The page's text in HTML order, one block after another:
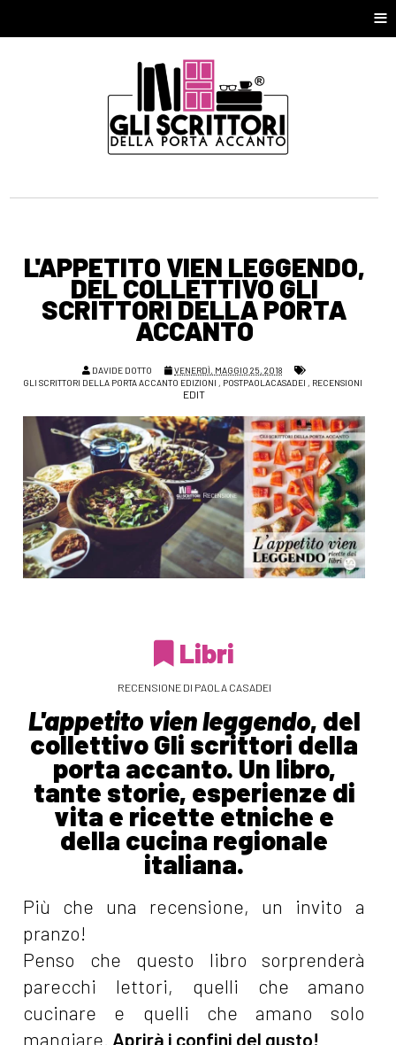
≡
L'APPETITO VIEN LEGGENDO,
DEL COLLETTIVO GLI
SCRITTORI DELLA PORTA
ACCANTO
DAVIDE DOTTO
VENERDÌ, MAGGIO 25, 2018
GLI SCRITTORI DELLA PORTA ACCANTO EDIZIONI , POSTPAOLACASADEI , RECENSIONI
EDIT
Libri
RECENSIONE DI PAOLA CASADEI
L'appetito vien leggendo, del
collettivo Gli scrittori della
porta accanto. Un libro,
tante storie, esperienze di
vita e ricette etniche e
della cucina regionale
italiana.
Più che una recensione, un invito a
pranzo!
Penso che questo libro sorprenderà
parecchi lettori, quelli che amano
cucinare e quelli che amano solo
mangiare. Aprirà i confini del gusto!